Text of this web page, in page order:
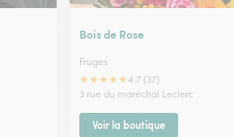
Bois de Rose
Fruges
★★★★★4.7 (37)
3 rue du maréchal Leclerc
Voir la boutique